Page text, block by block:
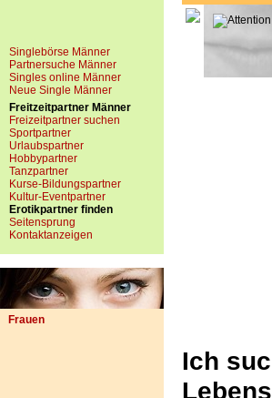
Singlebörse Männer
Partnersuche Männer
Singles online Männer
Neue Single Männer
Freitzeitpartner Männer
Freizeitpartner suchen
Sportpartner
Urlaubspartner
Hobbypartner
Tanzpartner
Kurse-Bildungspartner
Kultur-Eventpartner
Erotikpartner finden
Seitensprung
Kontaktanzeigen
Frauen
Ich